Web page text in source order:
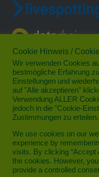
Das schönste
Datenschutz
Impressum
Kontakt
Cookie Hinweis /
Wir verwenden Cookies
bestmögliche Erfahrung
Einstellungen und
auf "Alle akzeptieren"
Verwendung ALLER
jedoch in die "Cookie-
Zustimmungen zu erteilen.
We use cookies on our
experience by
visits. By clicking “Accept
the cookies. However,
provide a controlled